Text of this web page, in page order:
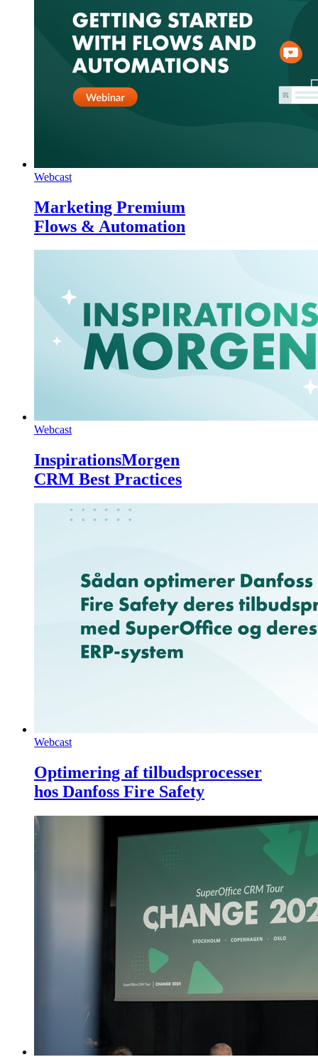
Webcast
Marketing Premium
Flows & Automation
Webcast
InspirationsMorgen
CRM Best Practices
Webcast
Optimering af tilbudsprocesser
hos Danfoss Fire Safety